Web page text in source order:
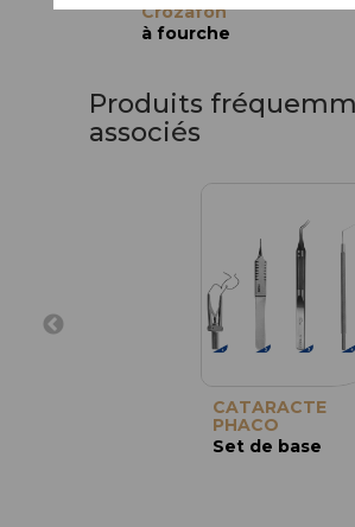
Crozafon
à fourche
Produits
associés
CATARACTE
PHACO
Set de base